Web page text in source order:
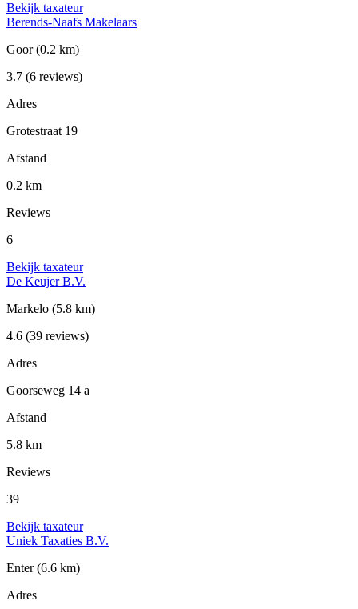
Bekijk taxateur
Berends-Naafs Makelaars
Goor(0.2 km)
3.7 (6 reviews)
Adres
Grotestraat 19
Afstand
0.2 km
Reviews
6
Bekijk taxateur
De Keujer B.V.
Markelo (5.8 km)
4.6 (39 reviews)
Adres
Goorseweg 14 a
Afstand
5.8 km
Reviews
39
Bekijk taxateur
Uniek Taxaties B.V.
Enter(6.6 km)
Adres